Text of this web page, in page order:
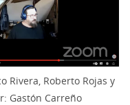
Rivera, Roberto Rojas y
Gastón Carreño